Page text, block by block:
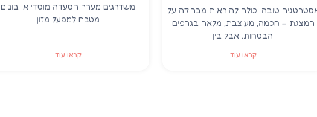
טובה יכולה להיראות מבריקה על
המצגת – חכמה, מעוצבת, מלאה בגרפים
והבטחות. אבל בין
קראו עוד
משדרגים מערך הסעדה מוסדי או בונים
מטבח למפעל מזון
קראו עוד